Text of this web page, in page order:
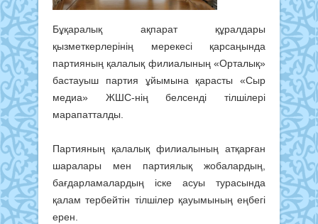
Бұқаралық ақпарат құралдары
қызметкерлерінің мерекесі қарсаңында
партияның қалалық филиалының «Орталық»
бастауыш партия ұйымына қарасты «Сыр
медиа» ЖШС-нің белсенді тілшілері
марапатталды.
Партияның қалалық филиалының атқарған
шаралары мен партиялық жобалардың,
бағдарламалардың іске асуы турасында
қалам тербейтін тілшілер қауымының еңбегі
ерен.